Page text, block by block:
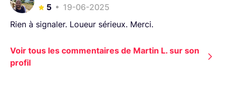
5
19-06-2025
Rien à signaler. Loueur sérieux. Merci.
Voir tous les commentaires de Martin L. sur son
profil